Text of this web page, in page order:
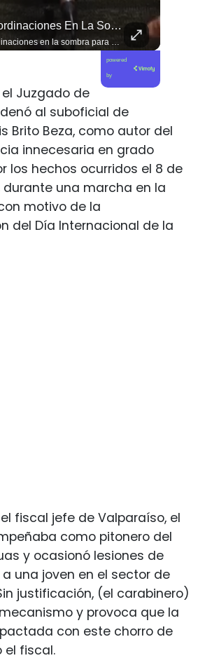
🚨 ¿Coordinaciones En La Sombra Para Blindar Una Candidatura Presidencial?
🚨 ¿Coordinaciones en la sombra para blindar una candidatura presidencial? Nuevos chats salpican a Andrés Chadwick. 🇨🇱⚖️ Mensajes incautados por la Fiscalía revelan que el exministro operó junto a Luis Hermosilla para preparar a testigos clave en la causa por coimas de LAN en 2009. Las conversaciones desmienten la versión de Chadwick sobre haberse enterado del caso por la prensa, exponiendo una estrategia judicial y comunicacional para evitar que el escándalo de información privilegiada y pagos indebidos afectara la carrera de Sebastián Piñera a La Moneda. 📲💣 🎥 Revisa el desglose completo de los chats y los detalles del reportaje en elciudadano.com 🔗 (Link en la biografía). ¿Qué impacto crees que tienen estas revelaciones en la trastienda del poder político? Te leemos en los comentarios. 💬👇🏼
powered
by
Juzgado de
al suboficial de
Brito Beza, como autor del
innecesaria en grado
los hechos ocurridos el 8 de
durante una marcha en la
motivo de la
del Día Internacional de la
fiscal jefe de Valparaíso, el
como pitonero del
y ocasionó lesiones de
una joven en el sector de
justificación, (el carabinero)
y provoca que la
con este chorro de
el fiscal.